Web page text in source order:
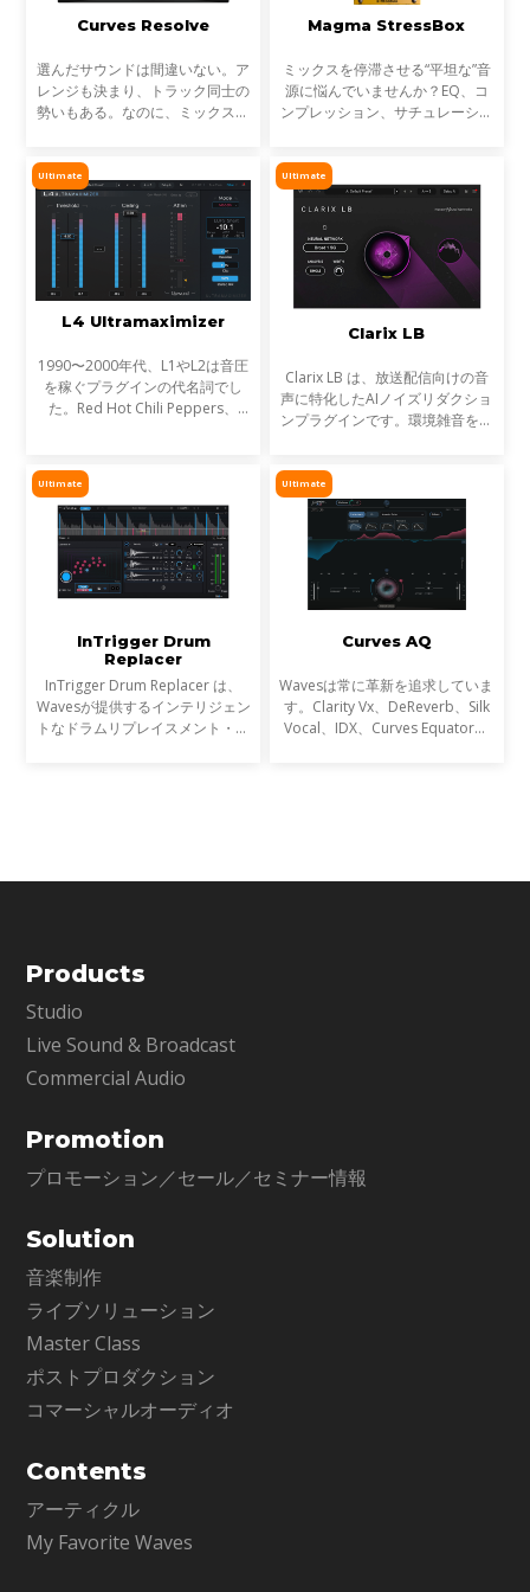
Curves Resolve
選んだサウンドは間違いない。ア
レンジも決まり、トラック同士の
勢いもある。なのに、ミックスが
らです。これが音のマスキングと
言われる現象です。
Magma StressBox
ミックスを停滞させる“平坦な”音
源に悩んでいませんか？EQ、コ
ンプレッション、サチュレーショ
のが StressBoxです。
Ultimate
L4 Ultramaximizer
1990〜2000年代、L1やL2は音圧
を稼ぐプラグインの代名詞でし
た。Red Hot Chili Peppers、
ウンドは世界を席巻しました。し
かし今、音楽は単なる音圧では
Ultimate
Clarix LB
Clarix LB は、放送配信向けの音
声に特化したAIノイズリダクショ
ンプラグインです。環境雑音をリ
イブ音声のトリートメントに最適
です。
Ultimate
InTrigger Drum
Replacer
InTrigger Drum Replacer は、
Wavesが提供するインテリジェン
トなドラムリプレイスメント・プ
Ultimate
Curves AQ
Wavesは常に革新を追求していま
す。Clarity Vx、DeReverb、Silk
Vocal、IDX、Curves Equator、
Products
Studio
Live Sound & Broadcast
Commercial Audio
Promotion
プロモーション／セール／セミナー情報
Solution
音楽制作
ライブソリューション
Master Class
ポストプロダクション
コマーシャルオーディオ
Contents
アーティクル
My Favorite Waves